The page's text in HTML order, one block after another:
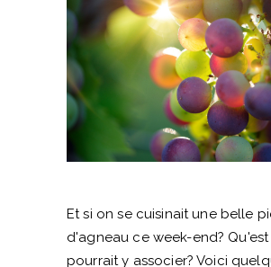
Et si on se cuisinait une belle
d'agneau ce week-end?
pourrait y associer? Voici